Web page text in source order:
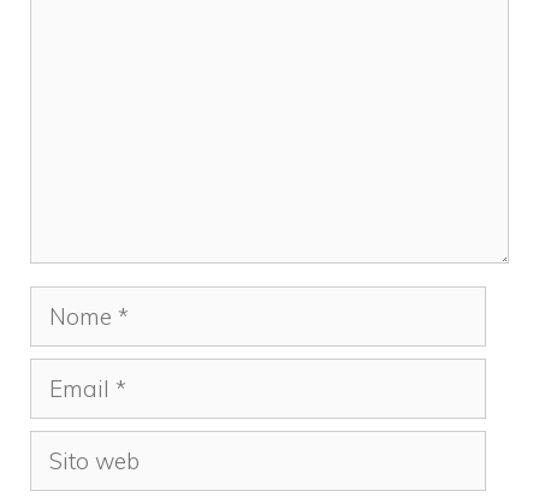
Nome
Email
Sito
web